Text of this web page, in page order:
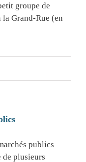
groupe de
la Grand-Rue (en
publics
de plusieurs